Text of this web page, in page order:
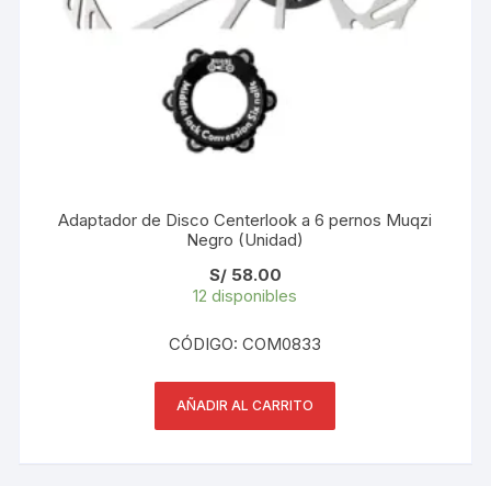
Adaptador de Disco Centerlook a 6 pernos Muqzi
Negro (Unidad)
S/58.00
12 disponibles
CÓDIGO: COM0833
AÑADIR AL CARRITO